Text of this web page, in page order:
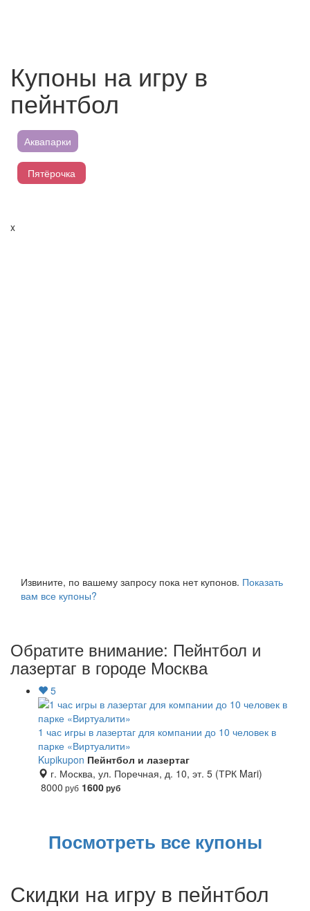
Купоны на игру в
пейнтбол
Аквапарки
Пятёрочка
x
Извините, по вашему запросу пока нет купонов. Показать
вам все купоны?
Обратите внимание: Пейнтбол и
лазертаг в городе Москва
5
1 час игры в лазертаг для компании до 10 человек в
парке «Виртуалити»
Kupikupon Пейнтбол и лазертаг
г. Москва, ул. Поречная, д. 10, эт. 5 (ТРК Mari)
8000 руб 1600руб
Посмотреть все купоны
Скидки на игру в пейнтбол